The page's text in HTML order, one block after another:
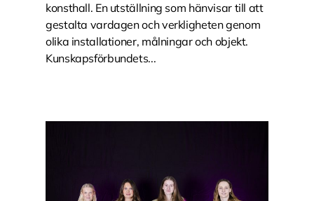
konsthall. En utställning som hänvisar till att
gestalta vardagen och verkligheten genom
olika installationer, målningar och objekt.
Kunskapsförbundets...